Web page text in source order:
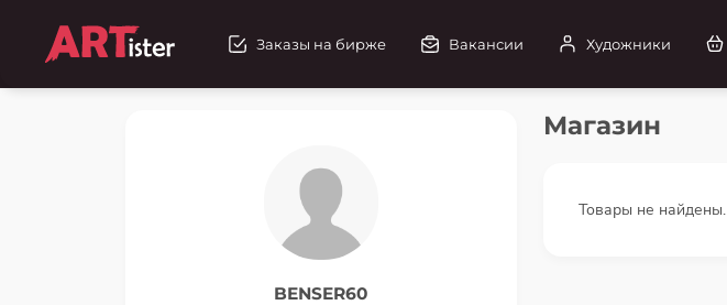
Заказы на бирже Вакансии Художники
BENSER60
Магазин
Товары не найдены.